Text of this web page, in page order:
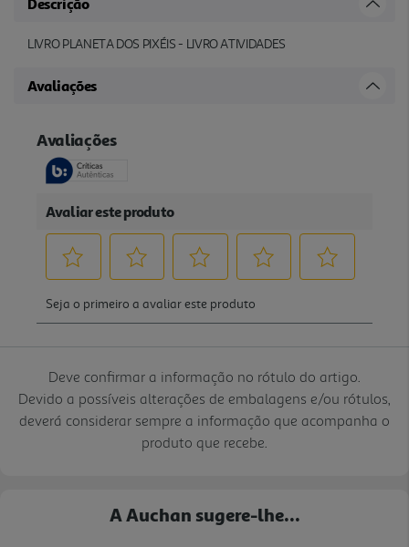
LIVRO PLANETA DOS PIXÉIS - LIVRO ATIVIDADES
Avaliações
Deve confirmar a informação no rótulo do artigo.
Devido a possíveis alterações de embalagens e/ou rótulos,
deverá considerar sempre a informação que acompanha o
produto que recebe.
A Auchan sugere-lhe...